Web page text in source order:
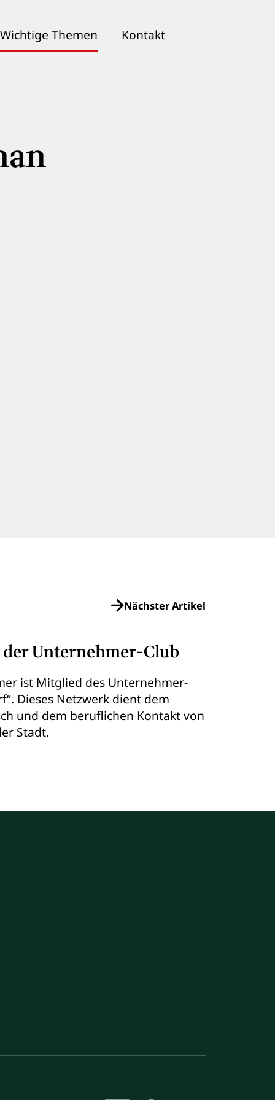
Wichtige Themen Kontakt
Nächster Artikel
Unternehmer-Club
ist Mitglied des Unternehmer-
Dieses Netzwerk dient dem
und dem beruflichen Kontakt von
Stadt.